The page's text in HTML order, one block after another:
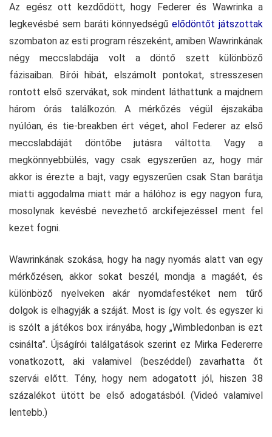
Az egész ott kezdődött, hogy Federer és Wawrinka a
legkevésbé sem baráti könnyedségűelődöntőt játszottak
szombaton az esti program részeként, amiben Wawrinkának
négy meccslabdája volt a döntő szett különböző
fázisaiban. Bírói hibát, elszámolt pontokat, stresszesen
rontott első szervákat, sok mindent láthattunk a majdnem
három órás találkozón. A mérkőzés végül éjszakába
nyúlóan, és tie-breakben ért véget, ahol Federer az első
meccslabdáját döntőbe jutásra váltotta. Vagy a
megkönnyebbülés, vagy csak egyszerűen az, hogy már
akkor is érezte a bajt, vagy egyszerűen csak Stan barátja
miatti aggodalma miatt már a hálóhoz is egy nagyon fura,
mosolynak kevésbé nevezhető arckifejezéssel ment fel
kezet fogni.
Wawrinkának szokása, hogy ha nagy nyomás alatt van egy
mérkőzésen, akkor sokat beszél, mondja a magáét, és
különböző nyelveken akár nyomdafestéket nem tűrő
dolgok is elhagyják a száját. Most is így volt. és egyszer ki
is szólt a játékos box irányába, hogy „Wimbledonban is ezt
csinálta”. Újságírói találgatások szerint ez Mirka Federerre
vonatkozott, aki valamivel (beszéddel) zavarhatta őt
szervái előtt. Tény, hogy nem adogatott jól, hiszen 38
százalékot ütött be első adogatásból. (Videó valamivel
lentebb.)